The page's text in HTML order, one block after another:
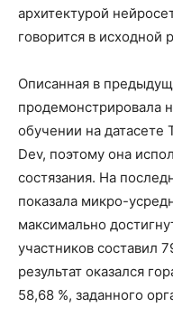
архитектурой
говорится в исходной
Описанная в
продемонстрировала
обучении на датасете
Dev, поэтому она
состязания. На
показала микро-
максимально
участников составил
результат оказался
58,68 %, заданного